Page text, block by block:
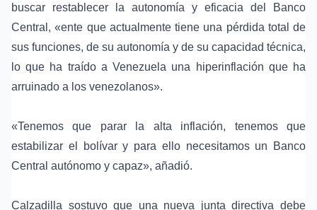
buscar restablecer la autonomía y eficacia del Banco
Central, «ente que actualmente tiene una pérdida total de
sus funciones, de su autonomía y de su capacidad técnica,
lo que ha traído a Venezuela una
hiperinflación que ha
arruinado a los venezolanos».
«Tenemos que parar la alta inflación, tenemos que
estabilizar el
bolívary para ello necesitamos un Banco
Central autónomo y capaz», añadió.
Calzadilla sostuvo que una nueva junta directiva debe